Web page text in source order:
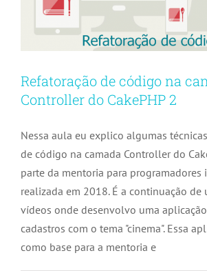
Refatoração de código na
Controller do CakePHP 2
Nessa aula eu explico algumas
de código na camada Controller do
parte da mentoria para programadores
realizada em 2018. É a continuação de
vídeos onde desenvolvo uma
cadastros com o tema "cinema". Essa
como base para a mentoria e